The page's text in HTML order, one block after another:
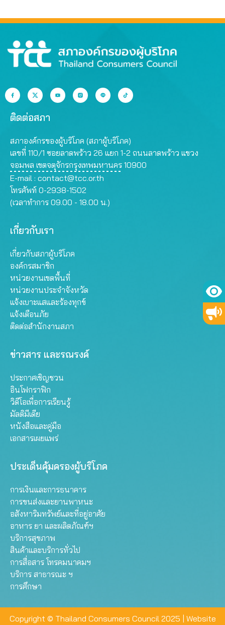
ติดต่อสภา
สภาองค์กรของผู้บริโภค (สภาผู้บริโภค)
เลขที่ 110/1 ซอยลาดพร้าว 26 แยก 1-2 ถนนลาดพร้าว แขวง
จอมพล เขตจตุจักรกรุงเทพมหานคร 10900
E-mail : contact@tcc.or.th
โทรศัพท์ 0-2938-1502
(เวลาทำการ 09.00 - 18.00 น.)
เกี่ยวกับเรา
เกี่ยวกับสภาผู้บริโภค
องค์กรสมาชิก
หน่วยงานเขตพื้นที่
หน่วยงานประจำจังหวัด
แจ้งเบาะแสและร้องทุกข์
แจ้งเตือนภัย
ติดต่อสำนักงานสภา
ข่าวสาร และรณรงค์
ประกาศเชิญชวน
อินโฟกราฟิก
วิดีโอเพื่อการเรียนรู้
มัลติมีเดีย
หนังสือและคู่มือ
เอกสารเผยแพร่
ประเด็นคุ้มครองผู้บริโภค
การเงินและการธนาคาร
การขนส่งและยานพาหนะ
อสังหาริมทรัพย์และที่อยู่อาศัย
อาหาร ยา และผลิตภัณฑ์ฯ
บริการสุขภาพ
สินค้าและบริการทั่วไป
การสื่อสาร โทรคมนาคมฯ
บริการ สาธารณะ ฯ
การศึกษา
Copyright © Thailand Consumers Council 2025 | Website